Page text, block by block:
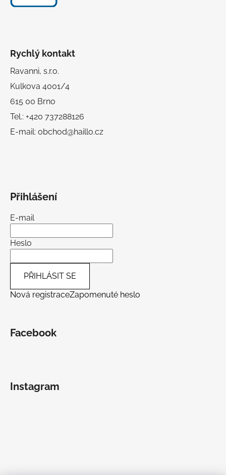
Rychlý kontakt
Ravanni, s.r.o.
Kulkova 4001/4
615 00 Brno
Tel.: +420 737288126
E-mail: obchod@haillo.cz
Přihlášení
E-mail
Heslo
PŘIHLÁSIT SE
Nová registraceZapomenuté heslo
Facebook
Instagram